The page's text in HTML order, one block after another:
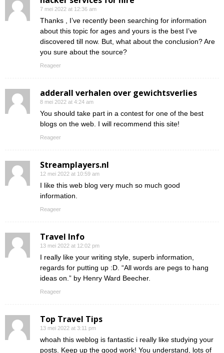
7 mei 2022 at 12:36 am
Thanks , I’ve recently been searching for information
about this topic for ages and yours is the best I’ve
discovered till now. But, what about the conclusion? Are
you sure about the source?
Reageer
adderall verhalen over gewichtsverlies
8 mei 2022 at 4:24 am
You should take part in a contest for one of the best
blogs on the web. I will recommend this site!
Reageer
Streamplayers.nl
12 mei 2022 at 10:59 am
I like this web blog very much so much good
information.
Reageer
Travel Info
13 mei 2022 at 12:02 pm
I really like your writing style, superb information,
regards for putting up :D. “All words are pegs to hang
ideas on.” by Henry Ward Beecher.
Reageer
Top Travel Tips
13 mei 2022 at 3:11 pm
whoah this weblog is fantastic i really like studying your
posts. Keep up the good work! You understand, lots of